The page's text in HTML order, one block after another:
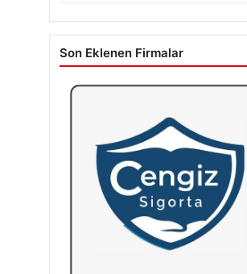
Son Eklenen Firmalar